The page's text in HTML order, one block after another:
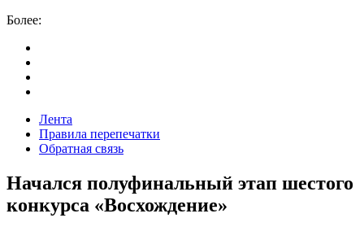
Более:
Лента
Правила перепечатки
Обратная связь
Начался полуфинальный этап шестого
конкурса «Восхождение»